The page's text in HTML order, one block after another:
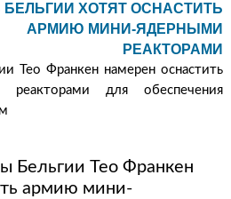
БЕЛЬГИИ ХОТЯТ ОСНАСТИТЬ
АРМИЮ МИНИ-ЯДЕРНЫМИ
РЕАКТОРАМИ
Тео Франкен намерен оснастить
для обеспечения
Бельгии Тео Франкен
армию мини-